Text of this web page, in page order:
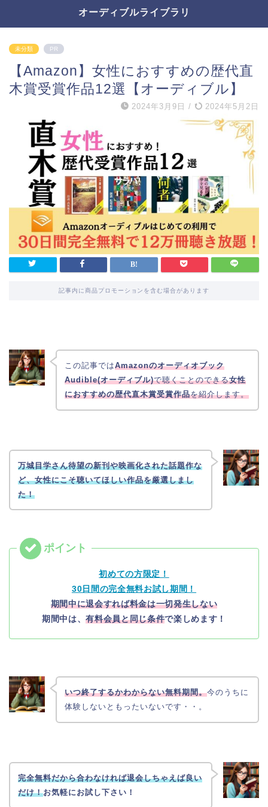
オーディブルライブラリ
未分類 PR
【Amazon】女性におすすめの歴代直
木賞受賞作品12選【オーディブル】
2024年3月9日 / 2024年5月2日
記事内に商品プロモーションを含む場合があります
この記事ではAmazonのオーディオブック
Audible(オーディブル)で聴くことのできる女性
におすすめの歴代直木賞受賞作品を紹介します。
万城目学さん待望の新刊や映画化された話題作な
ど、女性にこそ聴いてほしい作品を厳選しまし
た！
初めての方限定！
30日間の完全無料お試し期間！
期間中に退会すれば料金は一切発生しない
期間中は、有料会員と同じ条件で楽しめます！
いつ終了するかわからない無料期間。今のうちに
体験しないともったいないです・・。
完全無料だから合わなければ退会しちゃえば良い
だけ！お気軽にお試し下さい！